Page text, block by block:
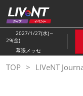
ス
キ
ッ
プ
し
て
2027/1/27(水)～
29(金)
幕張メッセ
TOP LIVeNT